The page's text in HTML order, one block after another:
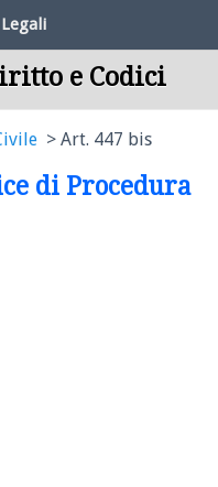
e Codici
Art. 447 bis
di Procedura